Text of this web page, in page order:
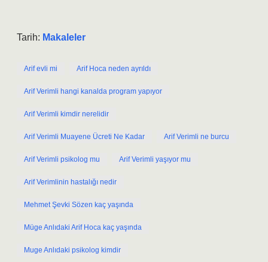
Tarih: Makaleler
Arif evli mi Arif Hoca neden ayrıldı
Arif Verimli hangi kanalda program yapıyor
Arif Verimli kimdir nerelidir
Arif Verimli Muayene Ücreti Ne Kadar Arif Verimli ne burcu
Arif Verimli psikolog mu Arif Verimli yaşıyor mu
Arif Verimlinin hastalığı nedir
Mehmet Şevki Sözen kaç yaşında
Müge Anlıdaki Arif Hoca kaç yaşında
Muge Anlıdaki psikolog kimdir